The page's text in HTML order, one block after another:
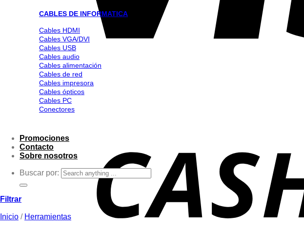
CABLES DE INFORMATICA
Cables HDMI
Cables VGA/DVI
Cables USB
Cables audio
Cables alimentación
Cables de red
Cables impresora
Cables ópticos
Cables PC
Conectores
Promociones
Contacto
Sobre nosotros
Buscar por:
Filtrar
Inicio / Herramientas